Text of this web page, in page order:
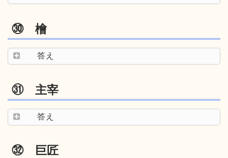
㉚ 檜
答え
㉛ 主宰
答え
㉜ 巨匠